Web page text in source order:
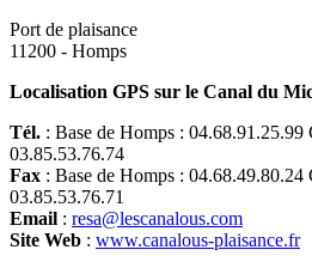
Port de plaisance
11200 - Homps
Localisation GPS sur le Canal du
Tél. : Base de Homps : 04.68.91.25.99
03.85.53.76.74
Fax : Base de Homps : 04.68.49.80.24
03.85.53.76.71
Email : resa@lescanalous.com
Site Web : www.canalous-plaisance.fr